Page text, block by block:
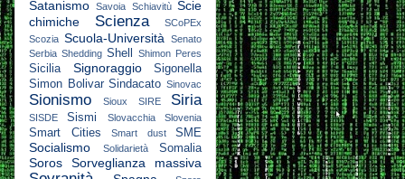
Satanismo Savoia Schiavitù Scie
chimiche
Scienza
SCoPEx
Scozia Scuola-Università
Senato
Serbia Shedding Shell Shimon Peres
Sicilia Signoraggio
Sigonella
Simon Bolivar Sindacato Sinovac
Sionismo Sioux SIRE Siria
SISDE Sismi Slovacchia Slovenia
Smart Cities Smart dust SME
Socialismo Solidarietà Somalia
Soros Sorveglianza massiva